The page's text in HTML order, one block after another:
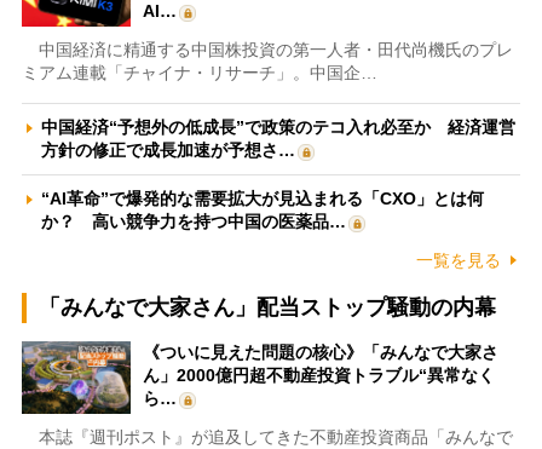
AI…
中国経済に精通する中国株投資の第一人者・田代尚機氏のプレ
ミアム連載「チャイナ・リサーチ」。中国企…
中国経済“予想外の低成長”で政策のテコ入れ必至か 経済運営
方針の修正で成長加速が予想さ…
“AI革命”で爆発的な需要拡大が見込まれる「CXO」とは何
か？ 高い競争力を持つ中国の医薬品…
一覧を見る
「みんなで大家さん」配当ストップ騒動の内幕
《ついに見えた問題の核心》「みんなで大家さ
ん」2000億円超不動産投資トラブル“異常なく
ら…
本誌『週刊ポスト』が追及してきた不動産投資商品「みんなで